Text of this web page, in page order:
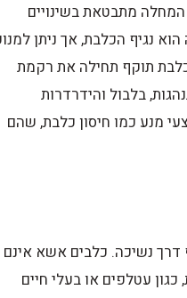
מתבטאת בשינויים
נגיף הכלבת, אך ניתן
תוקף תחילה את רקמת
בלבול והידרדרות
מנע כמו חיסון כלבת, שהם
נשיכה. כלבים אשא אינם
עטלפים או בעלי חיים